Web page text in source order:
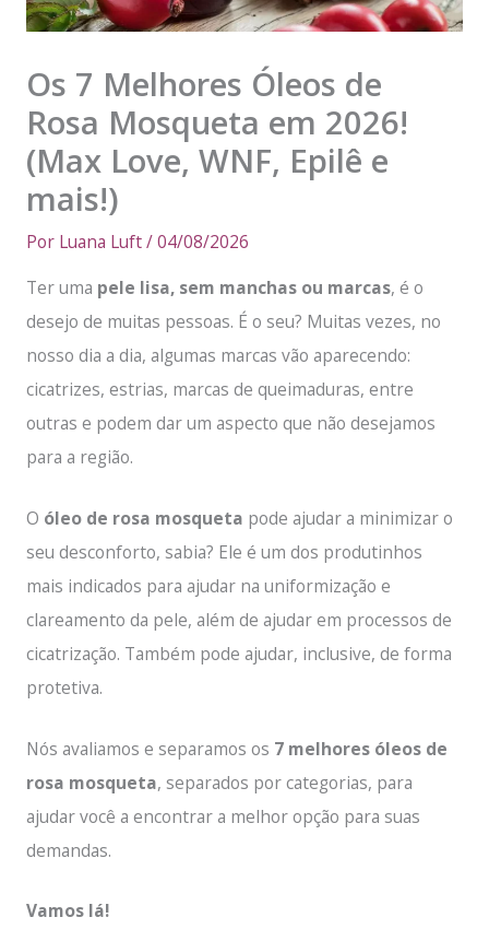
Os 7 Melhores Óleos de
Rosa Mosqueta em 2026!
(Max Love, WNF, Epilê e
mais!)
Por Luana Luft/04/08/2026
Ter uma pele lisa, sem manchas ou marcas, é o
desejo de muitas pessoas. É o seu? Muitas vezes, no
nosso dia a dia, algumas marcas vão aparecendo:
cicatrizes, estrias, marcas de queimaduras, entre
outras e podem dar um aspecto que não desejamos
para a região.
O óleo de rosa mosqueta pode ajudar a minimizar o
seu desconforto, sabia? Ele é um dos produtinhos
mais indicados para ajudar na uniformização e
clareamento da pele, além de ajudar em processos de
cicatrização. Também pode ajudar, inclusive, de forma
protetiva.
Nós avaliamos e separamos os 7 melhores óleos de
rosa mosqueta, separados por categorias, para
ajudar você a encontrar a melhor opção para suas
demandas.
Vamos lá!